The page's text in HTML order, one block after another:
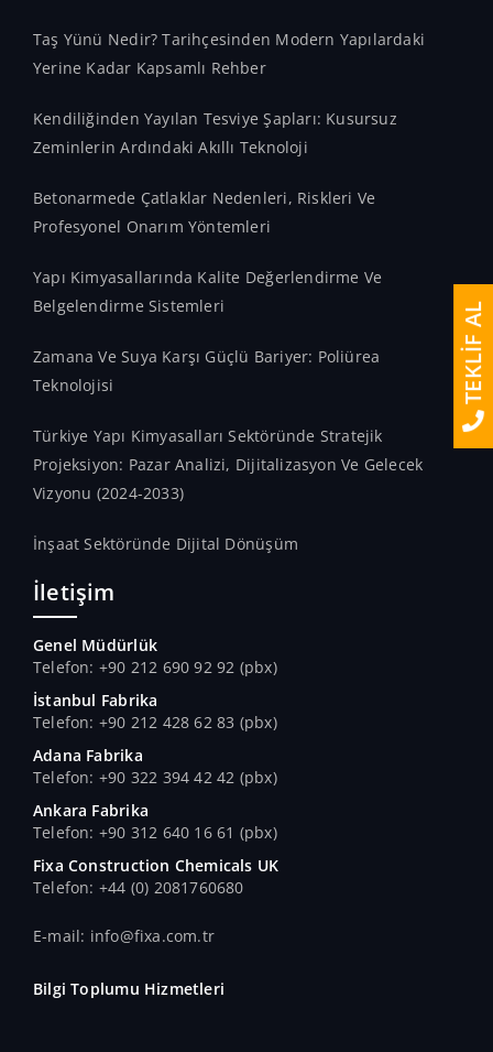
Taş Yünü Nedir? Tarihçesinden Modern Yapılardaki
Yerine Kadar Kapsamlı Rehber
Kendiliğinden Yayılan Tesviye Şapları: Kusursuz
Zeminlerin Ardındaki Akıllı Teknoloji
Betonarmede Çatlaklar Nedenleri, Riskleri Ve
Profesyonel Onarım Yöntemleri
Yapı Kimyasallarında Kalite Değerlendirme Ve
Belgelendirme Sistemleri
Zamana Ve Suya Karşı Güçlü Bariyer: Poliürea
Teknolojisi
Türkiye Yapı Kimyasalları Sektöründe Stratejik
Projeksiyon: Pazar Analizi, Dijitalizasyon Ve Gelecek
Vizyonu (2024-2033)
İnşaat Sektöründe Dijital Dönüşüm
İletişim
Genel Müdürlük
Telefon: +90 212 690 92 92 (pbx)
İstanbul Fabrika
Telefon: +90 212 428 62 83 (pbx)
Adana Fabrika
Telefon: +90 322 394 42 42 (pbx)
Ankara Fabrika
Telefon: +90 312 640 16 61 (pbx)
Fixa Construction Chemicals UK
Telefon: +44 (0) 2081760680
E-mail: info@fixa.com.tr
Bilgi Toplumu Hizmetleri
TEKLİF AL